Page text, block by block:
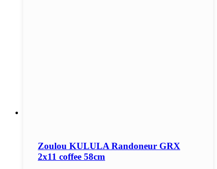
Zoulou KULULA Randoneur GRX
2x11 coffee 58cm